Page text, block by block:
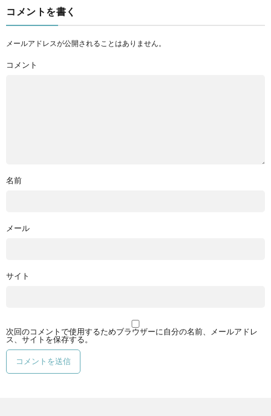
コメントを書く
メールアドレスが公開されることはありません。
コメント
名前
メール
サイト
次回のコメントで使用するためブラウザーに自分の名前、メールアドレ
ス、サイトを保存する。